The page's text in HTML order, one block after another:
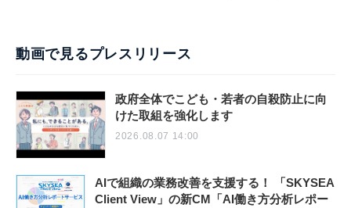
動画で見るプレスリリース
政府全体でこども・若者の自殺防止に向
けた取組を強化します
2026.08.07 14:00
AIで組織の業務改善を支援する！ 「SKYSEA
Client View」の新CM「AI働き方分析レポー